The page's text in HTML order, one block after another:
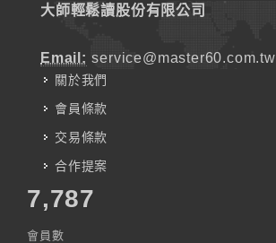
大師輕鬆讀股份有限公司
Email: service@master60.com.tw
關於我們
會員條款
交易條款
合作提案
7,787
會員數